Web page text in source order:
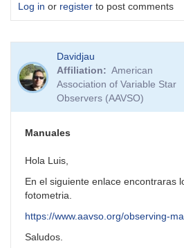
Log in or register to post comments
Davidjau
Affiliation
American
Association of Variable Star
Observers (AAVSO)
Manuales
Hola Luis,
En el siguiente enlace encontraras
fotometria.
https://www.aavso.org/observing-
Saludos.